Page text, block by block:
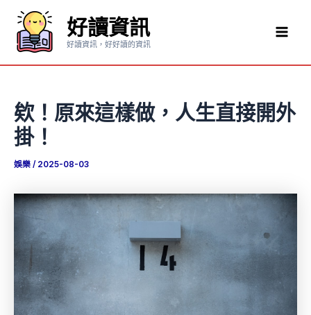
要
好讀資訊
好讀資訊，好好讀的資訊
欸！原來這樣做，人生直接開外
掛！
娛樂 / 2025-08-03